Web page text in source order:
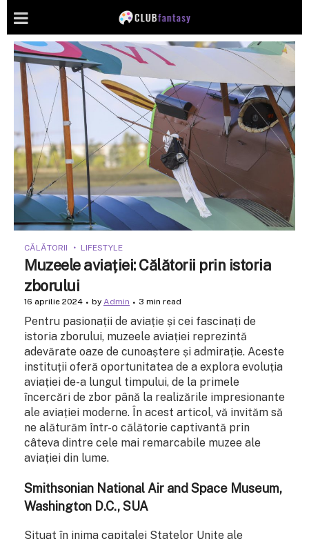
CĂLĂTORII LIFESTYLE
Muzeele aviației: Călătorii prin istoria
zborului
16 aprilie 2024 by Admin 3 min read
Pentru pasionații de aviație și cei fascinați de
istoria zborului, muzeele aviației reprezintă
adevărate oaze de cunoaștere și admirație. Aceste
instituții oferă oportunitatea de a explora evoluția
aviației de-a lungul timpului, de la primele
încercări de zbor până la realizările impresionante
ale aviației moderne. În acest articol, vă invităm să
ne alăturăm într-o călătorie captivantă prin
câteva dintre cele mai remarcabile muzee ale
aviației din lume.
Smithsonian National Air and Space Museum,
Washington D.C., SUA
Situat în inima capitalei Statelor Unite ale